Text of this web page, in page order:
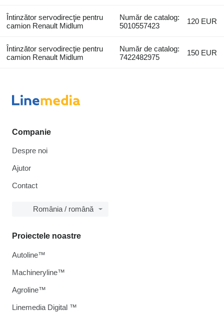
Întinzător servodirecţie pentru
camion Renault Midlum
Număr de catalog:
5010557423
120 EUR
Întinzător servodirecţie pentru
camion Renault Midlum
Număr de catalog:
7422482975
150 EUR
Companie
Despre noi
Ajutor
Contact
România / română
Proiectele noastre
Autoline™
Machineryline™
Agroline™
Linemedia Digital ™